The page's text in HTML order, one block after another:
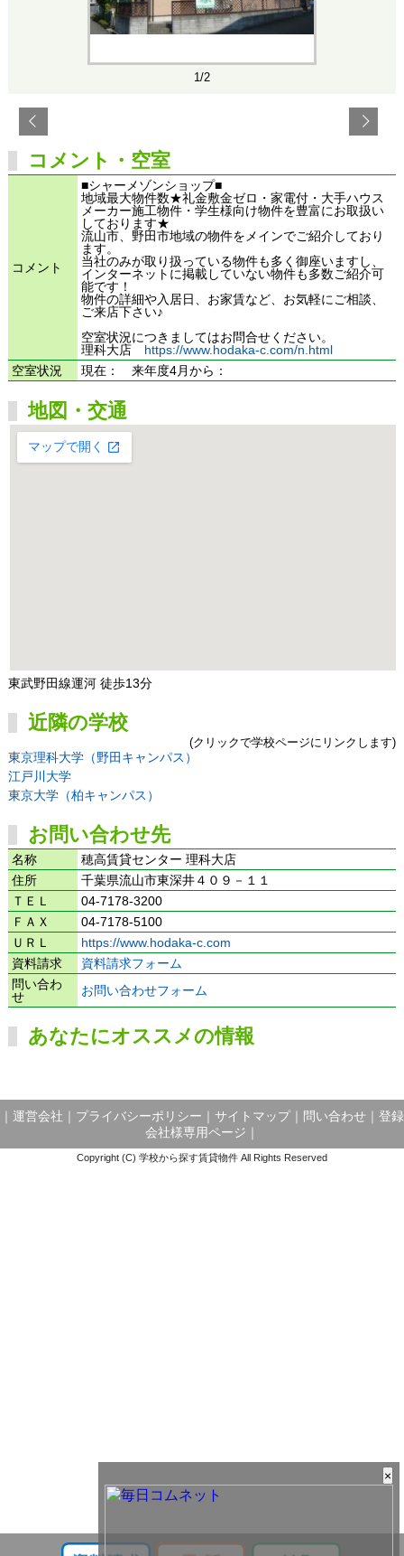
1/2
コメント・空室
コメント
■シャーメゾンショップ■
地域最大物件数★礼金敷金ゼロ・家電付・大手ハウス
メーカー施工物件・学生様向け物件を豊富にお取扱い
しております★
流山市、野田市地域の物件をメインでご紹介しており
ます。
当社のみが取り扱っている物件も多く御座いますし、
インターネットに掲載していない物件も多数ご紹介可
能です！
物件の詳細や入居日、お家賃など、お気軽にご相談、
ご来店下さい♪
空室状況につきましてはお問合せください。
理科大店 https://www.hodaka-c.com/n.html
空室状況
現在： 来年度4月から：
地図・交通
東武野田線運河 徒歩13分
近隣の学校
(クリックで学校ページにリンクします)
東京理科大学（野田キャンパス）
江戸川大学
東京大学（柏キャンパス）
お問い合わせ先
名称
穂高賃貸センター 理科大店
住所
千葉県流山市東深井４０９－１１
ＴＥＬ
04-7178-3200
ＦＡＸ
04-7178-5100
ＵＲＬ
https://www.hodaka-c.com
資料請求
資料請求フォーム
問い合わ
せ
お問い合わせフォーム
あなたにオススメの情報
運営会社 プライバシーポリシー サイトマップ｜ 問い合わせ
登録
会社様専用ページ
Copyright (C) 学校から探す賃貸物件 All Rights Reserved